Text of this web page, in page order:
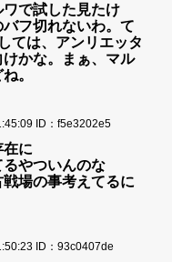
で試した見たけ
フ切れないわ。て
ては、アンリエッタ
かな。まぁ、マル
。
ID：f5e3202e5
に
やついんのな
場の事考えてるに
ID：93c0407de